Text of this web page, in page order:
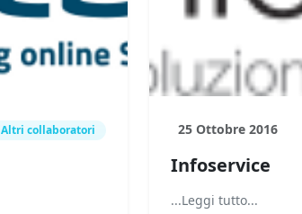
Altri collaboratori 25 Ottobre 2016
Infoservice
...Leggi tutto...